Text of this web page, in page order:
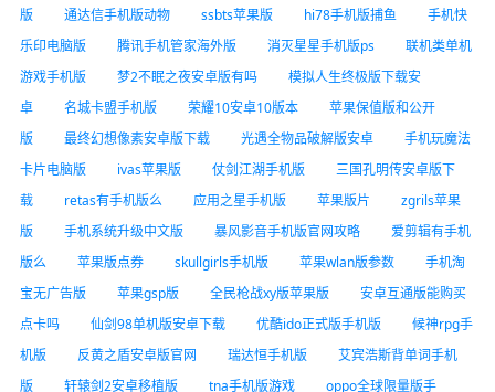
版
通达信手机版动物 ssbts苹果版 hi78手机版捕鱼
手机快
乐印电脑版
腾讯手机管家海外版 消灭星星手机版ps
联机类单机
游戏手机版
梦2不眠之夜安卓版有吗
模拟人生终极版下载安
卓
名城卡盟手机版 荣耀10安卓10版本
苹果保值版和公开
版
最终幻想像素安卓版下载 光遇全物品破解版安卓
手机玩魔法
卡片电脑版
ivas苹果版 仗剑江湖手机版
三国孔明传安卓版下
载
retas有手机版么 应用之星手机版 苹果版片
zgrils苹果
版
手机系统升级中文版 暴风影音手机版官网攻略
爱剪辑有手机
版么
苹果版点券 skullgirls手机版 苹果wlan版参数
手机淘
宝无广告版
苹果gsp版 全民枪战xy版苹果版
安卓互通版能购买
点卡吗
仙剑98单机版安卓下载 优酷ido正式版手机版
候神rpg手
机版
反黄之盾安卓版官网 瑞达恒手机版
艾宾浩斯背单词手机
版
轩辕剑2安卓移植版 tna手机版游戏 oppo全球限量版手